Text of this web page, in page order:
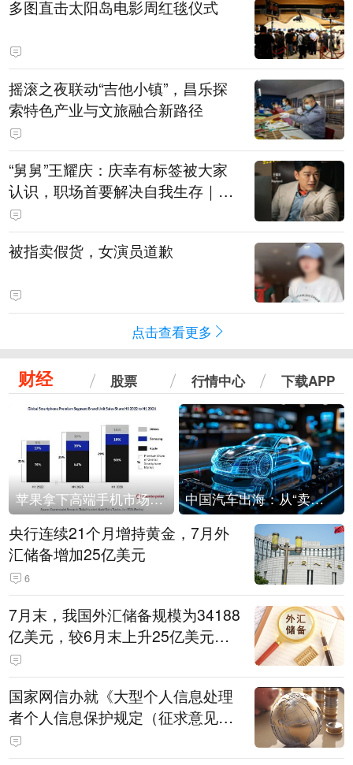
多图直击太阳岛电影周红毯仪式
摇滚之夜联动“吉他小镇”，昌乐探
索特色产业与文旅融合新路径
“舅舅”王耀庆：庆幸有标签被大家
认识，职场首要解决自我生存｜有
艺思
被指卖假货，女演员道歉
点击查看更多
财经 股票 行情中心 下载APP
苹果拿下高端手机市场65%的份额：iPhone 17系列功不可没 中国汽车出海：从“卖出去”到“走进去”
央行连续21个月增持黄金，7月外
汇储备增加25亿美元
6
7月末，我国外汇储备规模为34188
亿美元，较6月末上升25亿美元，
升幅为0.07%
国家网信办就《大型个人信息处理
者个人信息保护规定（征求意见
稿）》公开征求意见